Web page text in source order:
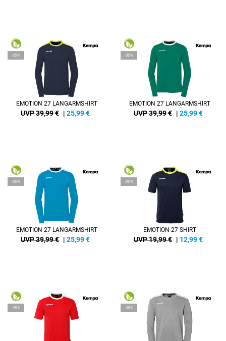
-35%
EMOTION 27 LANGARMSHIRT
UVP 39,99 € | 25,99€
-35%
EMOTION 27 LANGARMSHIRT
UVP 39,99 € | 25,99€
-35%
EMOTION 27 LANGARMSHIRT
UVP 39,99 € | 25,99€
-35%
EMOTION 27 SHIRT
UVP 19,99 € | 12,99€
-35% -35%